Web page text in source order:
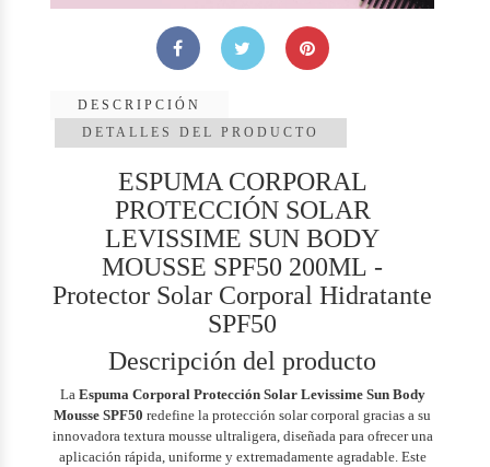
DESCRIPCIÓN
DETALLES DEL PRODUCTO
ESPUMA CORPORAL
PROTECCIÓN SOLAR
LEVISSIME SUN BODY
MOUSSE SPF50 200ML -
Protector Solar Corporal Hidratante
SPF50
Descripción del producto
La Espuma Corporal Protección Solar Levissime Sun Body
Mousse SPF50 redefine la protección solar corporal gracias a su
innovadora textura mousse ultraligera, diseñada para ofrecer una
aplicación rápida, uniforme y extremadamente agradable. Este